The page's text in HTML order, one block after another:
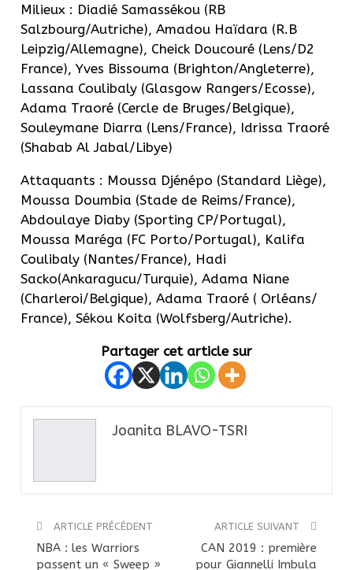
Milieux : Diadié Samassékou (RB
Salzbourg/Autriche), Amadou Haïdara (R.B
Leipzig/Allemagne), Cheick Doucouré (Lens/D2
France), Yves Bissouma (Brighton/Angleterre),
Lassana Coulibaly (Glasgow Rangers/Ecosse),
Adama Traoré (Cercle de Bruges/Belgique),
Souleymane Diarra (Lens/France), Idrissa Traoré
(Shabab Al Jabal/Libye)
Attaquants : Moussa Djénépo (Standard Liège),
Moussa Doumbia (Stade de Reims/France),
Abdoulaye Diaby (Sporting CP/Portugal),
Moussa Maréga (FC Porto/Portugal), Kalifa
Coulibaly (Nantes/France), Hadi
Sacko(Ankaragucu/Turquie), Adama Niane
(Charleroi/Belgique), Adama Traoré ( Orléans/
France), Sékou Koita (Wolfsberg/Autriche).
Partager cet article sur
Joanita BLAVO-TSRI
ARTICLE PRÉCÉDENT
NBA : les Warriors
passent un « Sweep »
ARTICLE SUIVANT
CAN 2019 : première
pour Giannelli Imbula